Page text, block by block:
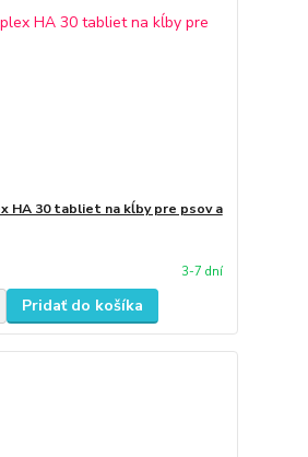
HA 30 tabliet na kĺby pre psov a
3-7 dní
Pridať do košíka